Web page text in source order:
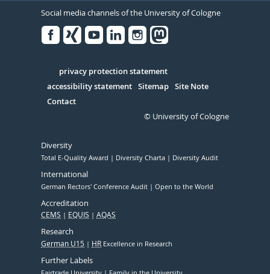
Social media channels of the University of Cologne
Serivce
privacy protection statement
accessibility statement Sitemap Site Note
Contact
© University of Cologne
Diversity
Total E-Quality Award Diversity Charta Diversity Audit
International
German Rectors' Conference Audit Open to the World
Accreditation
CEMS EQUIS AQAS
Research
German U15 HR Excellence in Research
Further Labels